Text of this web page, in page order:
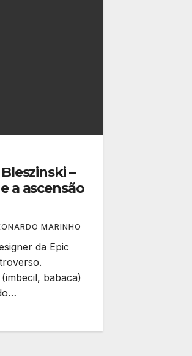
–
a ascensão
MARINHO
da Epic
babaca)